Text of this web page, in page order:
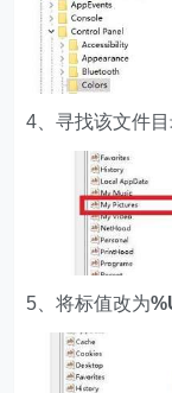
4、寻找该文件
5、将标值改为